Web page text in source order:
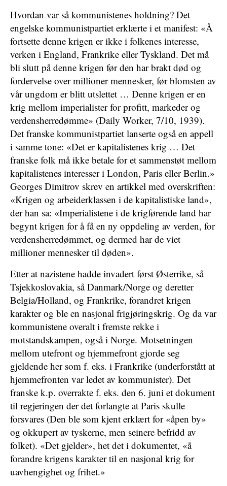
Hvordan var så kommunistenes holdning? Det
engelske kommunistpartiet erklærte i et manifest: «Å
fortsette denne krigen er ikke i folkenes interesse,
verken i England, Frankrike eller Tyskland. Det må
bli slutt på denne krigen før den har brakt død og
fordervelse over millioner mennesker, før blomsten av
vår ungdom er blitt utslettet … Denne krigen er en
krig mellom imperialister for profitt, markeder og
verdensherredømme» (Daily Worker, 7/10, 1939).
Det franske kommunistpartiet lanserte også en appell
i samme tone: «Det er kapitalistenes krig … Det
franske folk må ikke betale for et sammenstøt mellom
kapitalistenes interesser i London, Paris eller Berlin.»
Georges Dimitrov skrev en artikkel med overskriften:
«Krigen og arbeiderklassen i de kapitalistiske land»,
der han sa: «Imperialistene i de krigførende land har
begynt krigen for å få en ny oppdeling av verden, for
verdensherredømmet, og dermed har de viet
millioner mennesker til døden».
Etter at nazistene hadde invadert først Østerrike, så
Tsjekkoslovakia, så Danmark/Norge og deretter
Belgia/Holland, og Frankrike, forandret krigen
karakter og ble en nasjonal frigjøringskrig. Og da var
kommunistene overalt i fremste rekke i
motstandskampen, også i Norge. Motsetningen
mellom utefront og hjemmefront gjorde seg
gjeldende her som f. eks. i Frankrike (underforstått at
hjemmefronten var ledet av kommunister). Det
franske k.p. overrakte f. eks. den 6. juni et dokument
til regjeringen der det forlangte at Paris skulle
forsvares (Den ble som kjent erklært for «åpen by»
og okkupert av tyskerne, men seinere befridd av
folket). «Det gjelder», het det i dokumentet, «å
forandre krigens karakter til en nasjonal krig for
uavhengighet og frihet.»